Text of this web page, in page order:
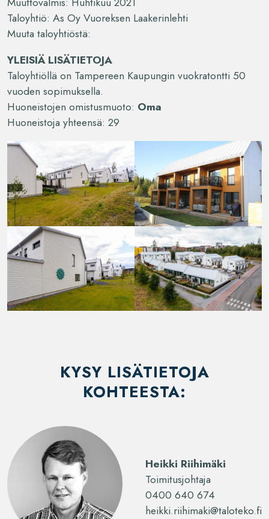
Taloyhtiö: As Oy Vuoreksen Laakerinlehti
Muuta taloyhtiöstä:
YLEISIÄ LISÄTIETOJA
Taloyhtiöllä on Tampereen Kaupungin vuokratontti 50
vuoden sopimuksella.
Huoneistojen omistusmuoto: Oma
Huoneistoja yhteensä: 29
KYSY LISÄTIETOJA
KOHTEESTA:
Heikki Riihimäki
Toimitusjohtaja
0400 640 674
heikki.riihimaki@taloteko.fi